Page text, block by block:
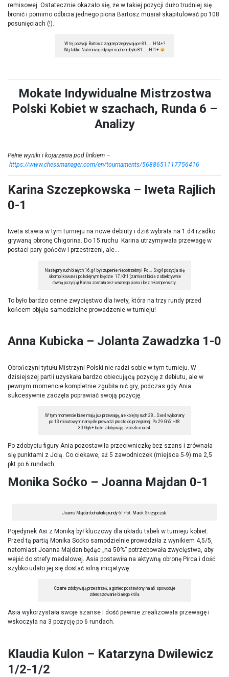
remisowej. Ostatecznie okazało się, że w takiej pozycji dużo trudniej się
bronić i pomimo odbicia jednego piona Bartosz musiał skapitulować po 108
posunięciach (!).
W tej pozycji Bartosz zagrał przegrywające 81. … Hf4+?
Wg tablic Nalimova jedynym ruchem było 81. … Hf1+
Mokate Indywidualne Mistrzostwa
Polski Kobiet w szachach, Runda 6 –
Analizy
Pełne wyniki i kojarzenia pod linkiem –
https://www.chessmanager.com/en/tournaments/5688651117756416
Karina Szczepkowska – Iweta Rajlich
0-1
Iweta stawia w tym turnieju na nowe debiuty i dziś wybrała na 1.d4 rzadko
grywaną obronę Chigorina. Do 15 ruchu Karina utrzymywała przewagę w
postaci pary gońców i przestrzeni, ale…
Następny ruch białych 16.g4 był zupełnie niepotrzebny! Po … Sxg4 pozycja się
skomplikowała i po kolejnym błędzie 17.Kh1 (zamiast bicia z obiektywnie
równą pozycją) Karina została bez ważnego piona i bez rekompensaty.
To było bardzo cenne zwycięstwo dla Iwety, która na trzy rundy przed
końcem objęła samodzielne prowadzenie w turnieju!
Anna Kubicka – Jolanta Zawadzka 1-0
Obrończyni tytułu Mistrzyni Polski nie radzi sobie w tym turnieju. W
dzisiejszej partii uzyskała bardzo obiecującą pozycję z debiutu, ale w
pewnym momencie kompletnie zgubiła nić gry, podczas gdy Ania
sukcesywnie zaczęła poprawiać swoją pozycję.
W tym momencie białe mają już przewagę, ale kolejny ruch 28…Sxe4 wykonany
po 13 minutowym namyśle prowadzi prosto do przegranej. Po 29.Gh5 Hf8
30.Gg6+ białe zdobywają skoczka na e4.
Po zdobyciu figury Ania pozostawiła przeciwniczkę bez szans i zrównała
się punktami z Jolą. Co ciekawe, aż 5 zawodniczek (miejsca 5-9) ma 2,5
pkt po 6 rundach.
Monika Soćko – Joanna Majdan 0-1
Joanna Majdan bohaterką rundy 6! /fot. Marek Skrzypczak
Pojedynek Asi z Moniką był kluczowy dla układu tabeli w turnieju kobiet.
Przed tą partią Monika Soćko samodzielnie prowadziła z wynikiem 4,5/5,
natomiast Joanna Majdan będąc „na 50%” potrzebowała zwycięstwa, aby
wejść do strefy medalowej. Asia postawiła na aktywną obronę Pirca i dość
szybko udało jej się dostać silną inicjatywę.
Czarne zdobywają przestrzeń, a goniec postawiony na a6 spowoduje
zderoszowanie białego króla.
Asia wykorzystała swoje szanse i dość pewnie zrealizowała przewagę i
wskoczyła na 3 pozycję po 6 rundach.
Klaudia Kulon – Katarzyna Dwilewicz
1/2-1/2